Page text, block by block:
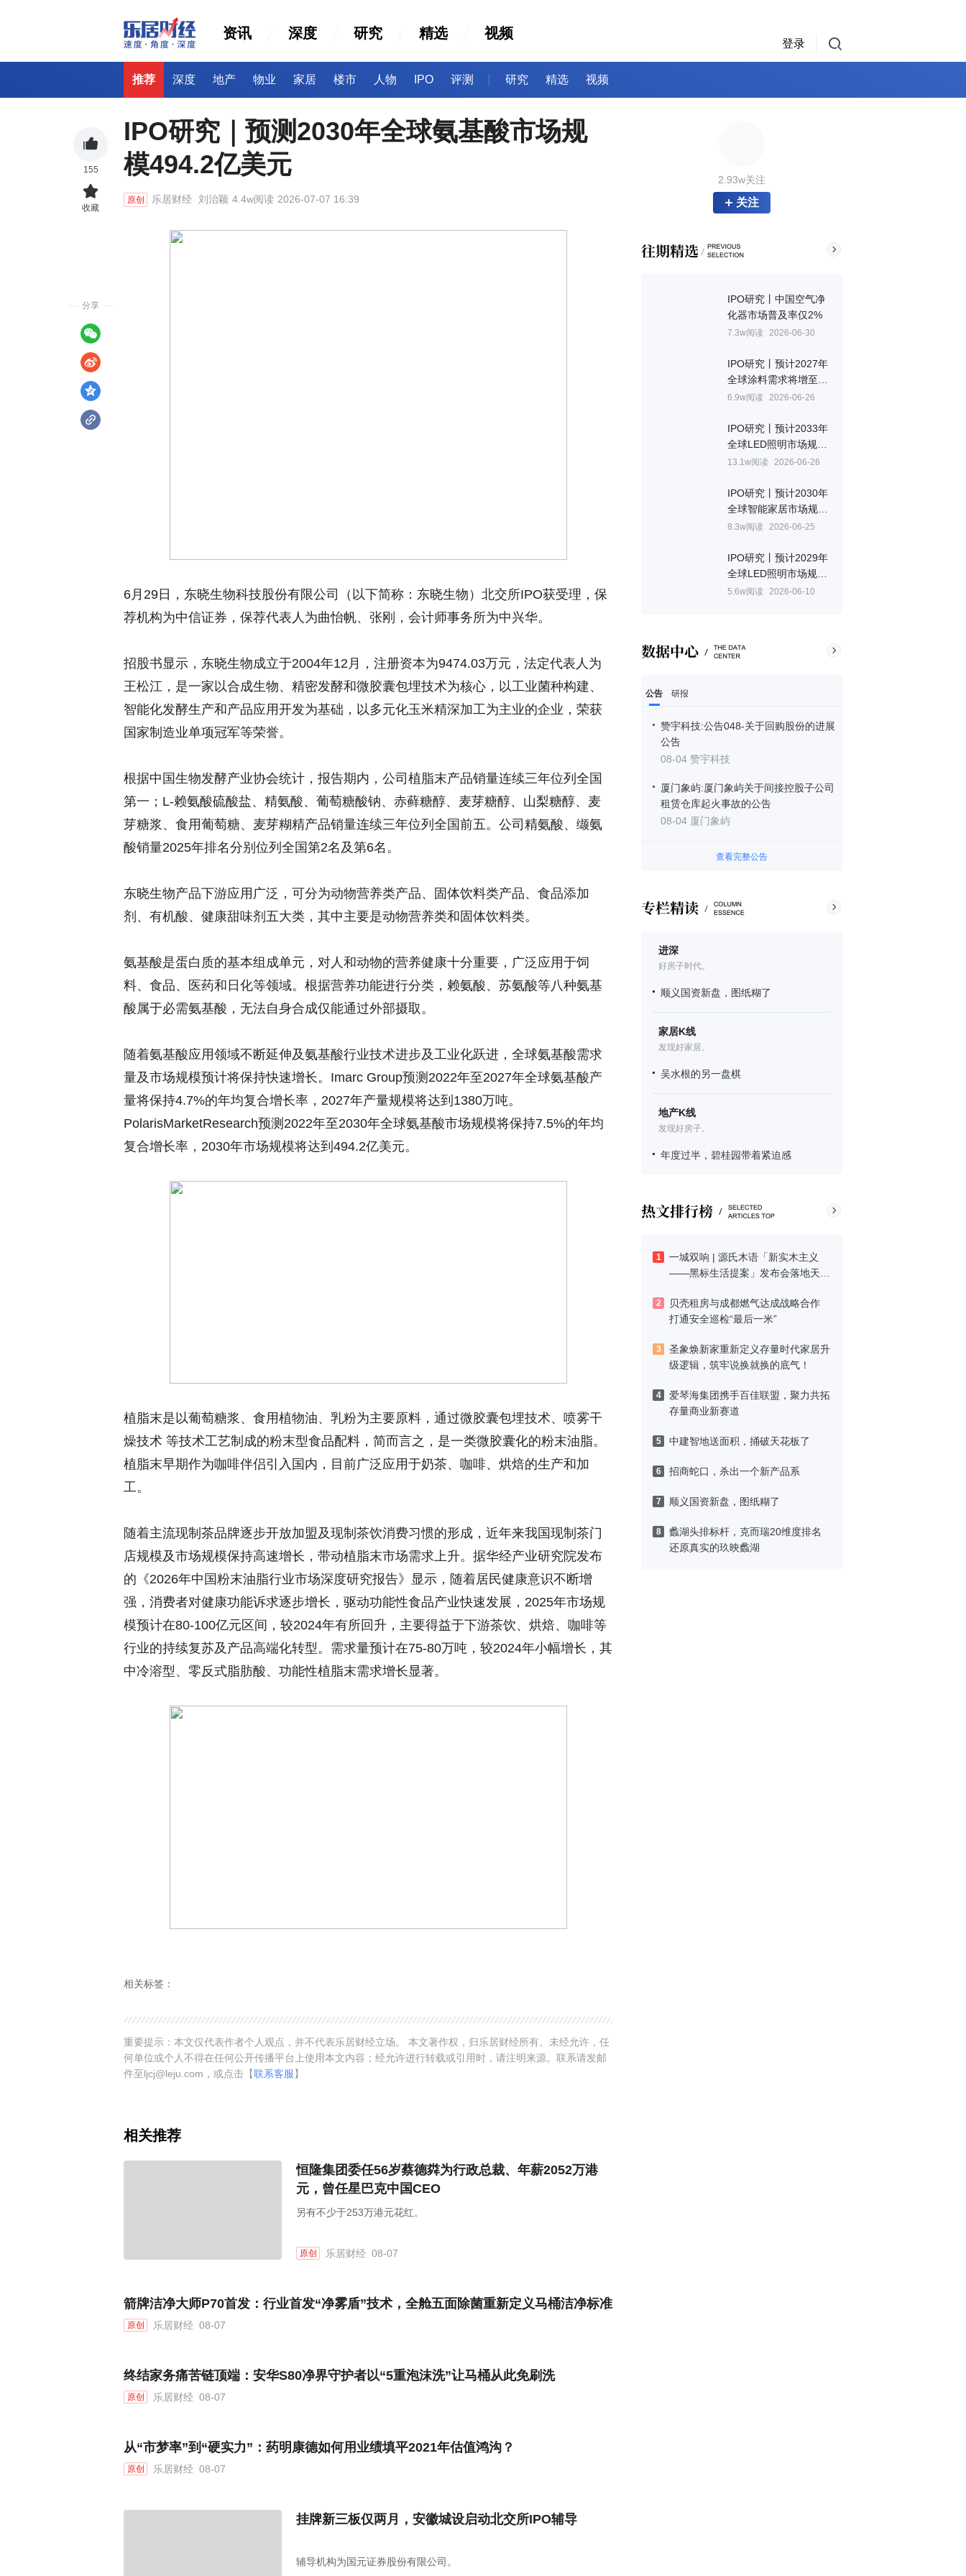
资讯 深度 研究 精选 视频
登录
推荐 深度 地产 物业 家居 楼市 人物 IPO 评测 研究 精选 视频
2.93w关注
关注
IPO研究丨中国空气净
化器市场普及率仅2%
7.3w阅读 2026-06-30
IPO研究丨预计2027年
全球涂料需求将增至
530亿升，复合年增长
6.9w阅读 2026-06-26
IPO研究丨预计2033年
全球LED照明市场规模
将增至1970亿美元
13.1w阅读 2026-06-26
IPO研究丨预计2030年
全球智能家居市场规模
将达2.2万亿元
8.3w阅读 2026-06-25
IPO研究丨预计2029年
全球LED照明市场规模
将达639亿美元
5.6w阅读 2026-06-10
公告 研报
赞宇科技:公告048-关于回购股份的进展
公告
08-04 赞宇科技
厦门象屿:厦门象屿关于间接控股子公司
租赁仓库起火事故的公告
08-04 厦门象屿
查看完整公告
进深
好房子时代。
顺义国资新盘，图纸糊了
家居K线
发现好家居。
吴水根的另一盘棋
地产K线
发现好房子。
年度过半，碧桂园带着紧迫感
1
一城双响 | 源氏木语「新实木主义
——黑标生活提案」发布会落地天
2
贝壳租房与成都燃气达成战略合作
打通安全巡检“最后一米”
3
圣象焕新家重新定义存量时代家居升
级逻辑，筑牢说换就换的底气！
4
爱琴海集团携手百佳联盟，聚力共拓
存量商业新赛道
5 中建智地送面积，捅破天花板了
6 招商蛇口，杀出一个新产品系
7 顺义国资新盘，图纸糊了
8
蠡湖头排标杆，克而瑞20维度排名
还原真实的玖映蠡湖
IPO研究｜预测2030年全球氨基酸市场规
模494.2亿美元
原创 乐居财经 刘治颖 4.4w阅读 2026-07-07 16:39
6月29日，东晓生物科技股份有限公司（以下简称：东晓生物）北交所IPO获受理，保
荐机构为中信证券，保荐代表人为曲怡帆、张刚，会计师事务所为中兴华。
招股书显示，东晓生物成立于2004年12月，注册资本为9474.03万元，法定代表人为
王松江，是一家以合成生物、精密发酵和微胶囊包埋技术为核心，以工业菌种构建、
智能化发酵生产和产品应用开发为基础，以多元化玉米精深加工为主业的企业，荣获
国家制造业单项冠军等荣誉。
根据中国生物发酵产业协会统计，报告期内，公司植脂末产品销量连续三年位列全国
第一；L-赖氨酸硫酸盐、精氨酸、葡萄糖酸钠、赤藓糖醇、麦芽糖醇、山梨糖醇、麦
芽糖浆、食用葡萄糖、麦芽糊精产品销量连续三年位列全国前五。公司精氨酸、缬氨
酸销量2025年排名分别位列全国第2名及第6名。
东晓生物产品下游应用广泛，可分为动物营养类产品、固体饮料类产品、食品添加
剂、有机酸、健康甜味剂五大类，其中主要是动物营养类和固体饮料类。
氨基酸是蛋白质的基本组成单元，对人和动物的营养健康十分重要，广泛应用于饲
料、食品、医药和日化等领域。根据营养功能进行分类，赖氨酸、苏氨酸等八种氨基
酸属于必需氨基酸，无法自身合成仅能通过外部摄取。
随着氨基酸应用领域不断延伸及氨基酸行业技术进步及工业化跃进，全球氨基酸需求
量及市场规模预计将保持快速增长。Imarc Group预测2022年至2027年全球氨基酸产
量将保持4.7%的年均复合增长率，2027年产量规模将达到1380万吨。
PolarisMarketResearch预测2022年至2030年全球氨基酸市场规模将保持7.5%的年均
复合增长率，2030年市场规模将达到494.2亿美元。
植脂末是以葡萄糖浆、食用植物油、乳粉为主要原料，通过微胶囊包埋技术、喷雾干
燥技术 等技术工艺制成的粉末型食品配料，简而言之，是一类微胶囊化的粉末油脂。
植脂末早期作为咖啡伴侣引入国内，目前广泛应用于奶茶、咖啡、烘焙的生产和加
工。
随着主流现制茶品牌逐步开放加盟及现制茶饮消费习惯的形成，近年来我国现制茶门
店规模及市场规模保持高速增长，带动植脂末市场需求上升。据华经产业研究院发布
的《2026年中国粉末油脂行业市场深度研究报告》显示，随着居民健康意识不断增
强，消费者对健康功能诉求逐步增长，驱动功能性食品产业快速发展，2025年市场规
模预计在80-100亿元区间，较2024年有所回升，主要得益于下游茶饮、烘焙、咖啡等
行业的持续复苏及产品高端化转型。需求量预计在75-80万吨，较2024年小幅增长，其
中冷溶型、零反式脂肪酸、功能性植脂末需求增长显著。
相关标签：
重要提示：本文仅代表作者个人观点，并不代表乐居财经立场。 本文著作权，归乐居财经所有。未经允许，任
何单位或个人不得在任何公开传播平台上使用本文内容；经允许进行转载或引用时，请注明来源。联系请发邮
件至ljcj@leju.com，或点击【联系客服】
相关推荐
恒隆集团委任56岁蔡德粦为行政总裁、年薪2052万港
元，曾任星巴克中国CEO
另有不少于253万港元花红。
原创 乐居财经 08-07
箭牌洁净大师P70首发：行业首发“净雾盾”技术，全舱五面除菌重新定义马桶洁净标准
原创 乐居财经 08-07
终结家务痛苦链顶端：安华S80净界守护者以“5重泡沫洗”让马桶从此免刷洗
原创 乐居财经 08-07
从“市梦率”到“硬实力”：药明康德如何用业绩填平2021年估值鸿沟？
原创 乐居财经 08-07
挂牌新三板仅两月，安徽城设启动北交所IPO辅导
辅导机构为国元证券股份有限公司。
155
收藏
分享